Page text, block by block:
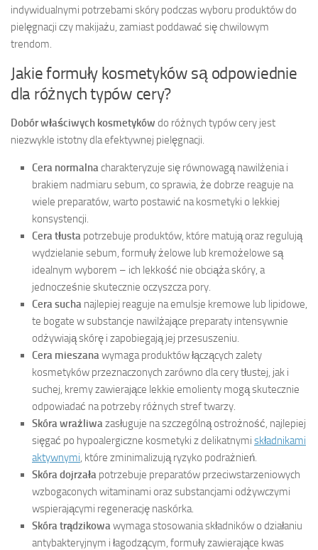
indywidualnymi potrzebami skóry podczas wyboru produktów do
pielęgnacji czy makijażu, zamiast poddawać się chwilowym
trendom.
Jakie formuły kosmetyków są odpowiednie
dla różnych typów cery?
Dobór właściwych kosmetyków do różnych typów cery jest
niezwykle istotny dla efektywnej pielęgnacji.
Cera normalnacharakteryzuje się równowagą nawilżenia i
brakiem nadmiaru sebum, co sprawia, że dobrze reaguje na
wiele preparatów, warto postawić na kosmetyki o lekkiej
konsystencji.
Cera tłusta potrzebuje produktów, które matują oraz regulują
wydzielanie sebum, formuły żelowe lub kremożelowe są
idealnym wyborem – ich lekkość nie obciąża skóry, a
jednocześnie skutecznie oczyszcza pory.
Cera sucha najlepiej reaguje na emulsje kremowe lub lipidowe,
te bogate w substancje nawilżające preparaty intensywnie
odżywiają skórę i zapobiegają jej przesuszeniu.
Cera mieszanawymaga produktów łączących zalety
kosmetyków przeznaczonych zarówno dla cery tłustej, jak i
suchej, kremy zawierające lekkie emolienty mogą skutecznie
odpowiadać na potrzeby różnych stref twarzy.
Skóra wrażliwazasługuje na szczególną ostrożność, najlepiej
sięgać po hypoalergiczne kosmetyki z delikatnymi składnikami
aktywnymi, które zminimalizują ryzyko podrażnień.
Skóra dojrzała potrzebuje preparatów przeciwstarzeniowych
wzbogaconych witaminami oraz substancjami odżywczymi
wspierającymi regenerację naskórka.
Skóra trądzikowawymaga stosowania składników o działaniu
antybakteryjnym i łagodzącym, formuły zawierające kwas